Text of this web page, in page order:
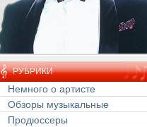
РУБРИКИ
Немного о артисте
Обзоры музыкальные
Продюссеры